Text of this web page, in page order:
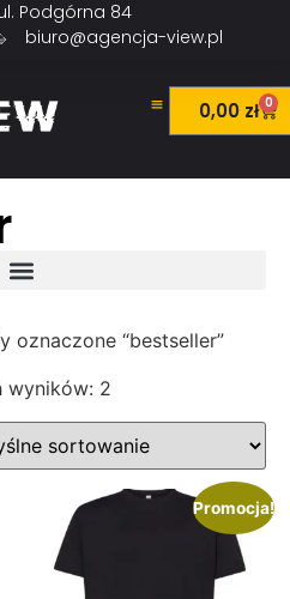
Podgórna 84
biuro@agencja-view.pl
0,00 zł 0
oznaczone “bestseller”
wyników: 2
Promocja!